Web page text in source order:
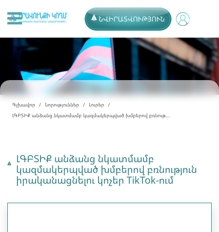
ՆՎԻՐԱՏՎՈՒԹՅՈՒՆ
Գլխավոր Նորություններ
Լուրեր
ԼԳԲՏԻՔ անձանց նկատմամբ կազմակերպված խմբերով բռնութ...
ԼԳԲՏԻՔ անձանց նկատմամբ
կազմակերպված խմբերով բռնություն
իրականացնելու կոչեր TikTok-ում